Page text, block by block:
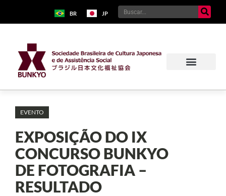
BR JP
EVENTO
EXPOSIÇÃO DO IX
CONCURSO BUNKYO
DE FOTOGRAFIA –
RESULTADO